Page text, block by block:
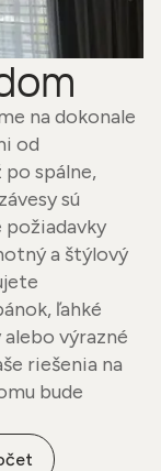
na dokonale
od
spálne,
sú
požiadavky
a štýlový
ľahké
výrazné
riešenia na
bude